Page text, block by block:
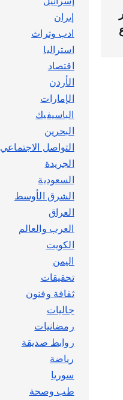
إيران
ادب وتراث
استراليا
اقتصاد
الأردن
الإمارات
الباسيفيك
البحرين
التواصل الاجتماعي
الجريدة
السعودية
الشرق الأوسط
العراق
العرب والعالم
الكويت
اليمن
تحقيقات
ثقافة وفنون
جاليات
رمضانيات
روابط صديقة
رياضة
سوريا
طب وصحة